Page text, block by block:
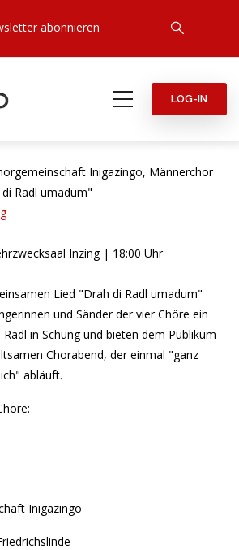
abonnieren
LOG-IN
Inigazingo, Männerchor
Radl umadum"
Inzing | 18:00 Uhr
Lied "Drah di Radl umadum"
und Sänder der vier Chöre ein
in Schung und bieten dem Publikum
Chorabend, der einmal "ganz
abläuft.
Inigazingo